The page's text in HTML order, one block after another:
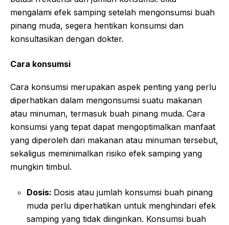
mengalami efek samping setelah mengonsumsi buah
pinang muda, segera hentikan konsumsi dan
konsultasikan dengan dokter.
Cara konsumsi
Cara konsumsi merupakan aspek penting yang perlu
diperhatikan dalam mengonsumsi suatu makanan
atau minuman, termasuk buah pinang muda. Cara
konsumsi yang tepat dapat mengoptimalkan manfaat
yang diperoleh dari makanan atau minuman tersebut,
sekaligus meminimalkan risiko efek samping yang
mungkin timbul.
Dosis: Dosis atau jumlah konsumsi buah pinang
muda perlu diperhatikan untuk menghindari efek
samping yang tidak diinginkan. Konsumsi buah